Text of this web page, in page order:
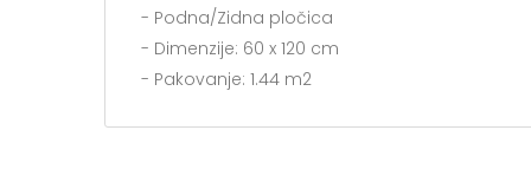
- Podna/Zidna pločica
- Dimenzije: 60 x 120 cm
- Pakovanje: 1.44 m2